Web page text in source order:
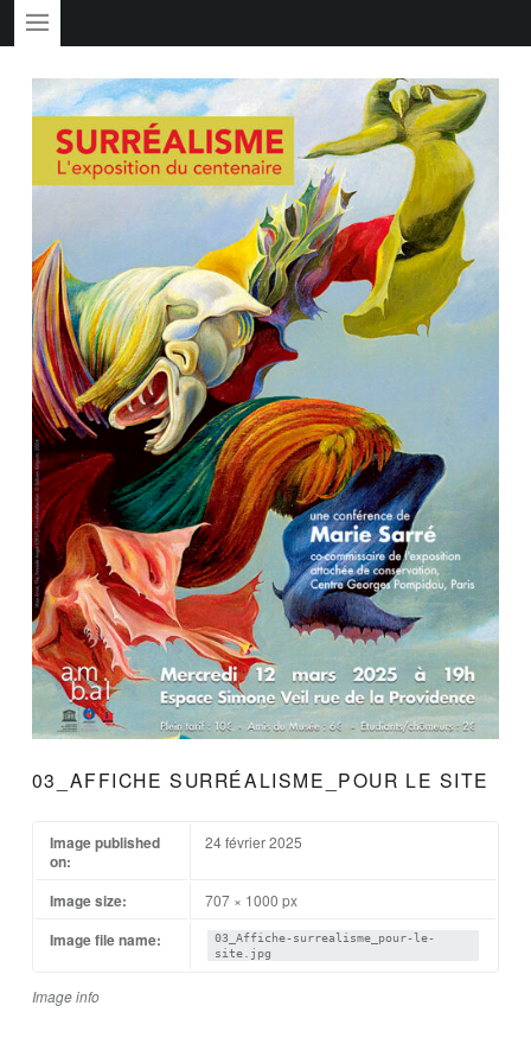
03_AFFICHE SURRÉALISME_POUR LE SITE
Image info
Image published
on:
24 février 2025
Image size: 707 × 1000 px
Image file name:
03_Affiche-surrealisme_pour-le-
site.jpg